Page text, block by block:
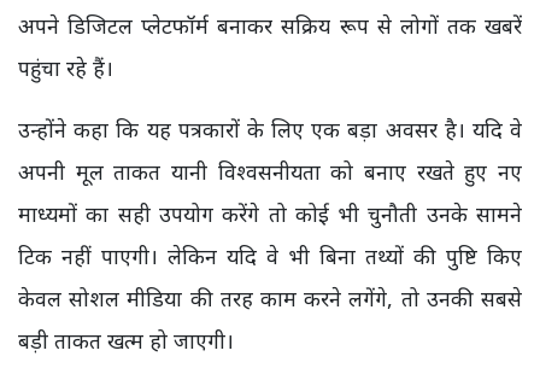
अपने डिजिटल प्लेटफॉर्म बनाकर सक्रिय रूप से लोगों तक खबरें
पहुंचा रहे हैं।
उन्होंने कहा कि यह पत्रकारों के लिए एक बड़ा अवसर है। यदि वे
अपनी मूल ताकत यानी विश्वसनीयता को बनाए रखते हुए नए
माध्यमों का सही उपयोग करेंगे तो कोई भी चुनौती उनके सामने
टिक नहीं पाएगी। लेकिन यदि वे भी बिना तथ्यों की पुष्टि किए
केवल सोशल मीडिया की तरह काम करने लगेंगे, तो उनकी सबसे
बड़ी ताकत खत्म हो जाएगी।